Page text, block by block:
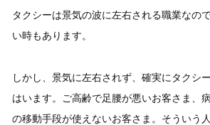
タクシーは景気の波に左右される職業なの
い時もあります。
しかし、景気に左右されず、確実にタクシ
はいます。ご高齢で足腰が悪いお客さま、
の移動手段が使えないお客さま。そういう